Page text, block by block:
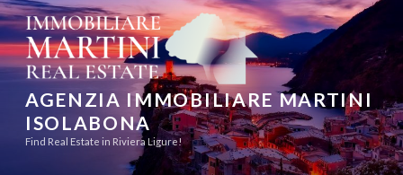
Aller
au
contenu
principal
AGENZIA IMMOBILIARE MARTINI
ISOLABONA
Find Real Estate in Riviera Ligure!